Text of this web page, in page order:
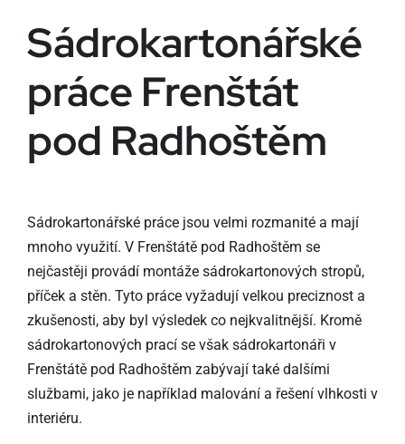
Sádrokartonářské
práce Frenštát
pod Radhoštěm
Sádrokartonářské práce jsou velmi rozmanité a mají
mnoho využití. V Frenštátě pod Radhoštěm se
nejčastěji provádí montáže sádrokartonových stropů,
příček a stěn. Tyto práce vyžadují velkou preciznost a
zkušenosti, aby byl výsledek co nejkvalitnější. Kromě
sádrokartonových prací se však sádrokartonáři v
Frenštátě pod Radhoštěm zabývají také dalšími
službami, jako je například malování a řešení vlhkosti v
interiéru.